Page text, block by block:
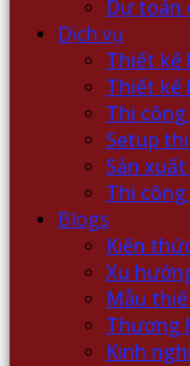
Dự toán
Dịch vụ
Thiết kế
Thiết kế
Thi
Setup
Sản
Thi
Blogs
Kiến
Xu
Mẫu
Thương
Kinh